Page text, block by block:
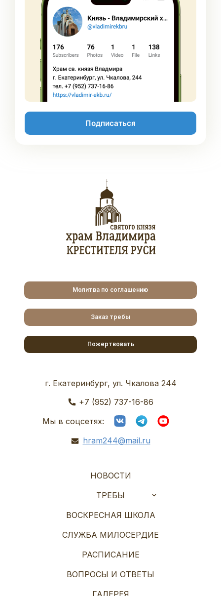
Подписаться
Молитва по соглашению
Заказ требы
Пожертвовать
г. Екатеринбург, ул. Чкалова 244
+7 (952) 737-16-86
Мы в соцсетях:
hram244@mail.ru
НОВОСТИ
ТРЕБЫ
ВОСКРЕСНАЯ ШКОЛА
СЛУЖБА МИЛОСЕРДИЕ
РАСПИСАНИЕ
ВОПРОСЫ И ОТВЕТЫ
ГАЛЕРЕЯ